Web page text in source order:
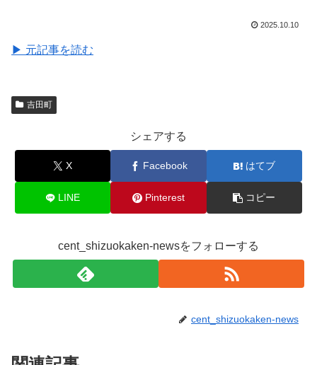
2025.10.10
▶ 元記事を読む
吉田町
シェアする
X Facebook はてブ
LINE Pinterest コピー
cent_shizuokaken-newsをフォローする
cent_shizuokaken-news